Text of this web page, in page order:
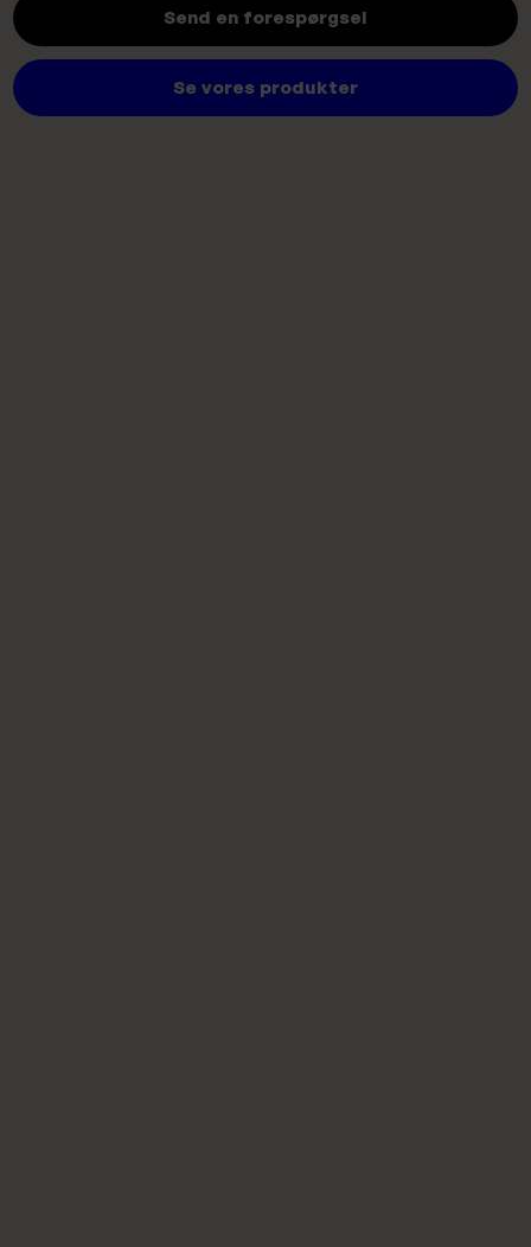
Send en forespørgsel
Se vores produkter